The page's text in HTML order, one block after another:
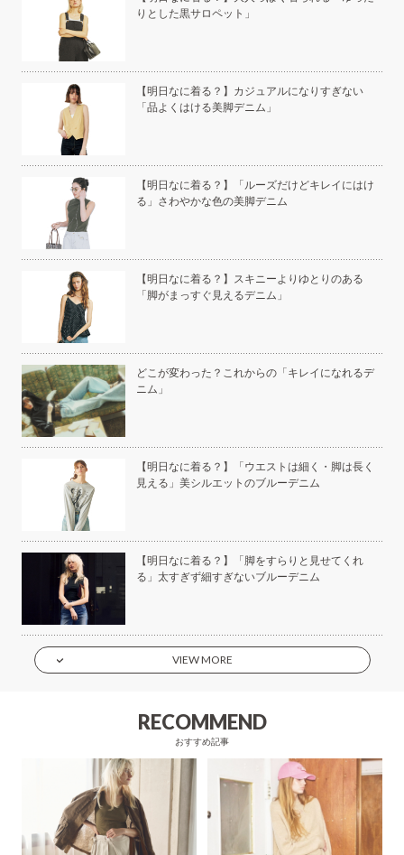
りとした黒サロペット」
【明日なに着る？】カジュアルになりすぎない
「品よくはける美脚デニム」
【明日なに着る？】「ルーズだけどキレイにはけ
る」さわやかな色の美脚デニム
【明日なに着る？】スキニーよりゆとりのある
「脚がまっすぐ見えるデニム」
どこが変わった？これからの「キレイになれるデ
ニム」
【明日なに着る？】「ウエストは細く・脚は長く
見える」美シルエットのブルーデニム
【明日なに着る？】「脚をすらりと見せてくれ
る」太すぎず細すぎないブルーデニム
VIEW MORE
RECOMMEND
おすすめ記事